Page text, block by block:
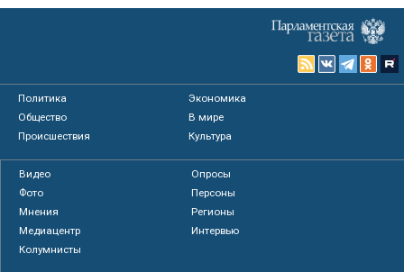
Политика
Экономика
Общество
В мире
Происшествия
Культура
Видео
Опросы
Фото
Персоны
Мнения
Регионы
Медиацентр
Интервью
Колумнисты